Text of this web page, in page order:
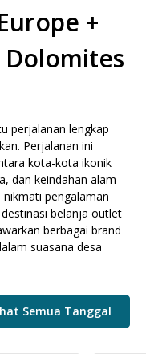
+
Dolomites
perjalanan lengkap
Perjalanan ini
kota-kota ikonik
dan keindahan alam
pengalaman
belanja outlet
berbagai brand
suasana desa
Semua Tanggal